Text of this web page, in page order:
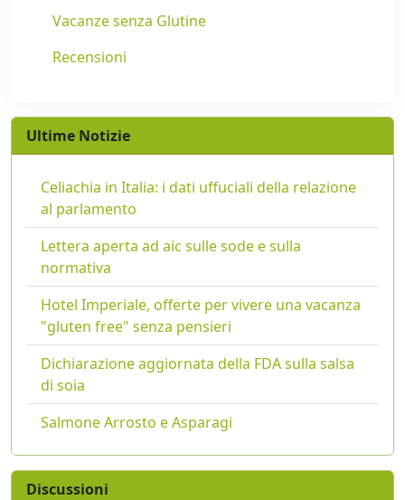
Vacanze senza Glutine
Recensioni
Ultime Notizie
Celiachia in Italia: i dati uffuciali della relazione
al parlamento
Lettera aperta ad aic sulle sode e sulla
normativa
Hotel Imperiale, offerte per vivere una vacanza
"gluten free" senza pensieri
Dichiarazione aggiornata della FDA sulla salsa
di soia
Salmone Arrosto e Asparagi
Discussioni